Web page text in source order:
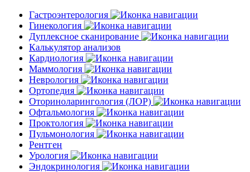
Гастроэнтерология
Гинекология
Дуплексное сканирование
Калькулятор анализов
Кардиология
Маммология
Неврология
Ортопедия
Оториноларингология (ЛОР)
Офтальмология
Проктология
Пульмонология
Рентген
Урология
Эндокринология